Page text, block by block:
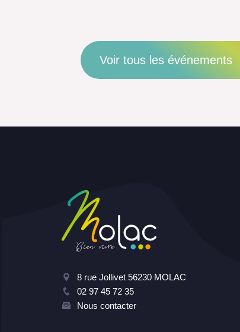
Voir tous les événements
8 rue Jollivet 56230 MOLAC
02 97 45 72 35
Nous contacter